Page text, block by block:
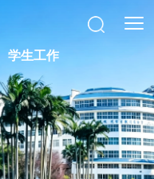
学生工作